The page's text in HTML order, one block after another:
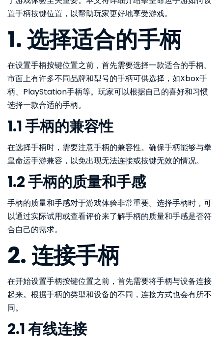
置手柄按键位置，以帮助玩家更好地享受游戏。
1. 选择适合的手柄
在设置手柄按键位置之前，首先需要选择一款适合的手柄。
市面上有许多不同品牌和型号的手柄可供选择，如Xbox手
柄、PlayStation手柄等。玩家可以根据自己的喜好和习惯
选择一款合适的手柄。
1.1 手柄的兼容性
在选择手柄时，需要注意手柄的兼容性。确保手柄能够与拳
皇命运手游兼容，以免出现无法连接或按键无效的情况。
1.2 手柄的质量和手感
手柄的质量和手感对于游戏体验非常重要。选择手柄时，可
以通过实际试用或查看评价来了解手柄的质量和手感是否符
合自己的需求。
2. 连接手柄
在开始设置手柄按键位置之前，首先需要将手柄与设备连接
起来。根据手柄的类型和设备的不同，连接方式也会有所不
同。
2.1 有线连接